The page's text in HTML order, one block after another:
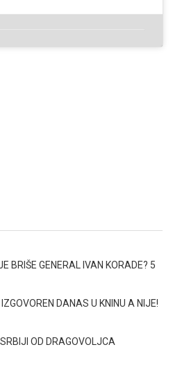
BRIŠE GENERAL IVAN KORADE? 5
DANAS U KNINU A NIJE!
OD DRAGOVOLJCA